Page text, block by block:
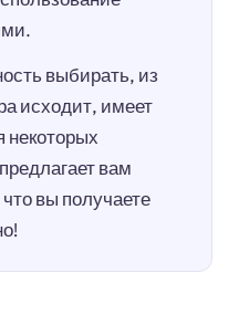
выбирать, из
исходит, имеет
вам
вы получаете